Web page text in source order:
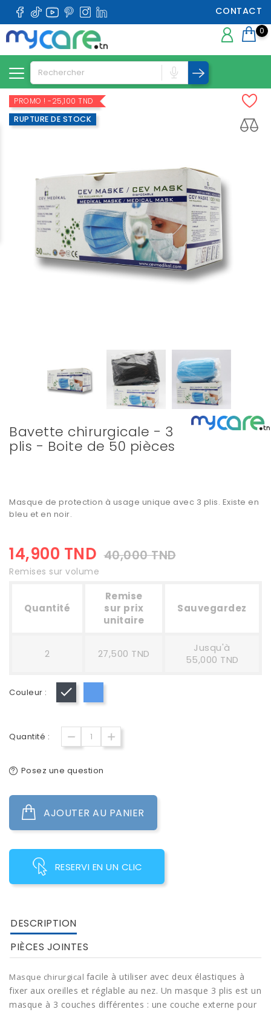
CONTACT
0
PROMO ! -25,100 TND
RUPTURE DE STOCK
Bavette chirurgicale - 3
plis - Boite de 50 pièces
Masque de protection à usage unique avec 3 plis. Existe en
bleu et en noir.
14,900 TND 40,000 TND
Remises sur volume
Quantité
Remise
sur prix
unitaire
Sauvegardez
2 27,500 TND
Jusqu'à
55,000 TND
Couleur :
Quantité :
Posez une question
AJOUTER AU PANIER
RESERVI EN UN CLIC
DESCRIPTION
PIÈCES JOINTES
Masque chirurgical facile à utiliser avec deux élastiques à
fixer aux oreilles et réglable au nez. Un masque 3 plis est un
masque à 3 couches différentes : une couche externe pour